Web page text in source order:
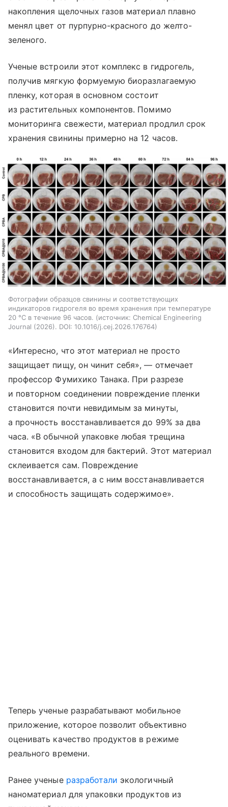
накопления щелочных газов материал плавно
менял цвет от пурпурно-красного до желто-
зеленого.
Ученые встроили этот комплекс в гидрогель,
получив мягкую формуемую биоразлагаемую
пленку, которая в основном состоит
из растительных компонентов. Помимо
мониторинга свежести, материал продлил срок
хранения свинины примерно на 12 часов.
Фотографии образцов свинины и соответствующих
индикаторов гидрогеля во время хранения при температуре
20 °C в течение 96 часов.
источник: Chemical Engineering
Journal (2026). DOI: 10.1016/j.cej.2026.176764
«Интересно, что этот материал не просто
защищает пищу, он чинит себя», — отмечает
профессор Фумихико Танака. При разрезе
и повторном соединении повреждение пленки
становится почти невидимым за минуты,
а прочность восстанавливается до 99% за два
часа. «В обычной упаковке любая трещина
становится входом для бактерий. Этот материал
склеивается сам. Повреждение
восстанавливается, а с ним восстанавливается
и способность защищать содержимое».
Теперь ученые разрабатывают мобильное
приложение, которое позволит объективно
оценивать качество продуктов в режиме
реального времени.
Ранее ученые разработали экологичный
наноматериал для упаковки продуктов из